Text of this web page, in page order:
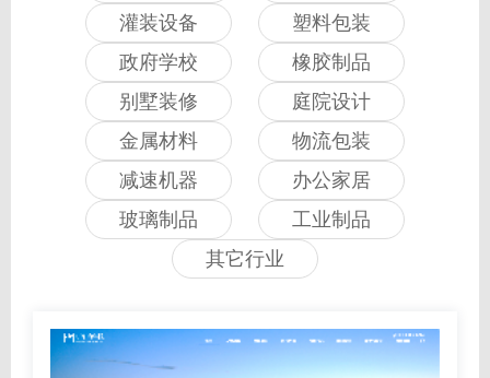
灌装设备
塑料包装
政府学校
橡胶制品
别墅装修
庭院设计
金属材料
物流包装
减速机器
办公家居
玻璃制品
工业制品
其它行业